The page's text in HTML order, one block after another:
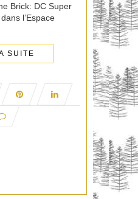
Brick: DC Super
l’Espace
SUITE